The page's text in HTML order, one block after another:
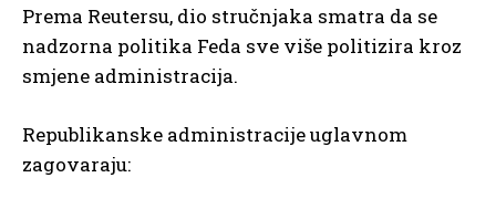
Prema Reutersu, dio stručnjaka smatra da se
nadzorna politika Feda sve više politizira kroz
smjene administracija.
Republikanske administracije uglavnom
zagovaraju: